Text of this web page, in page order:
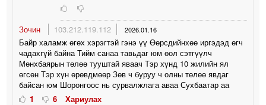
Зочин 103.212.119.112 2026.01.16
Байр халамж өгөх хэрэгтэй гэнэ үү Өөрсдийнхөө иргэдэд өгч
чадахгүй байна Тийм санаа тавьдаг юм өол сэтгүүлч
Мөнхбаярын төлөө тууштай яваач Тэр хүнд 10 жилийн ял
өгсөн Тэр хүн өрөвдмөөр Зөв ч буруу ч олны төлөө явдаг
байсан юм Шоронгоос нь сурвалжлага аваа Сухбаатар аа
1
6
Хариулах